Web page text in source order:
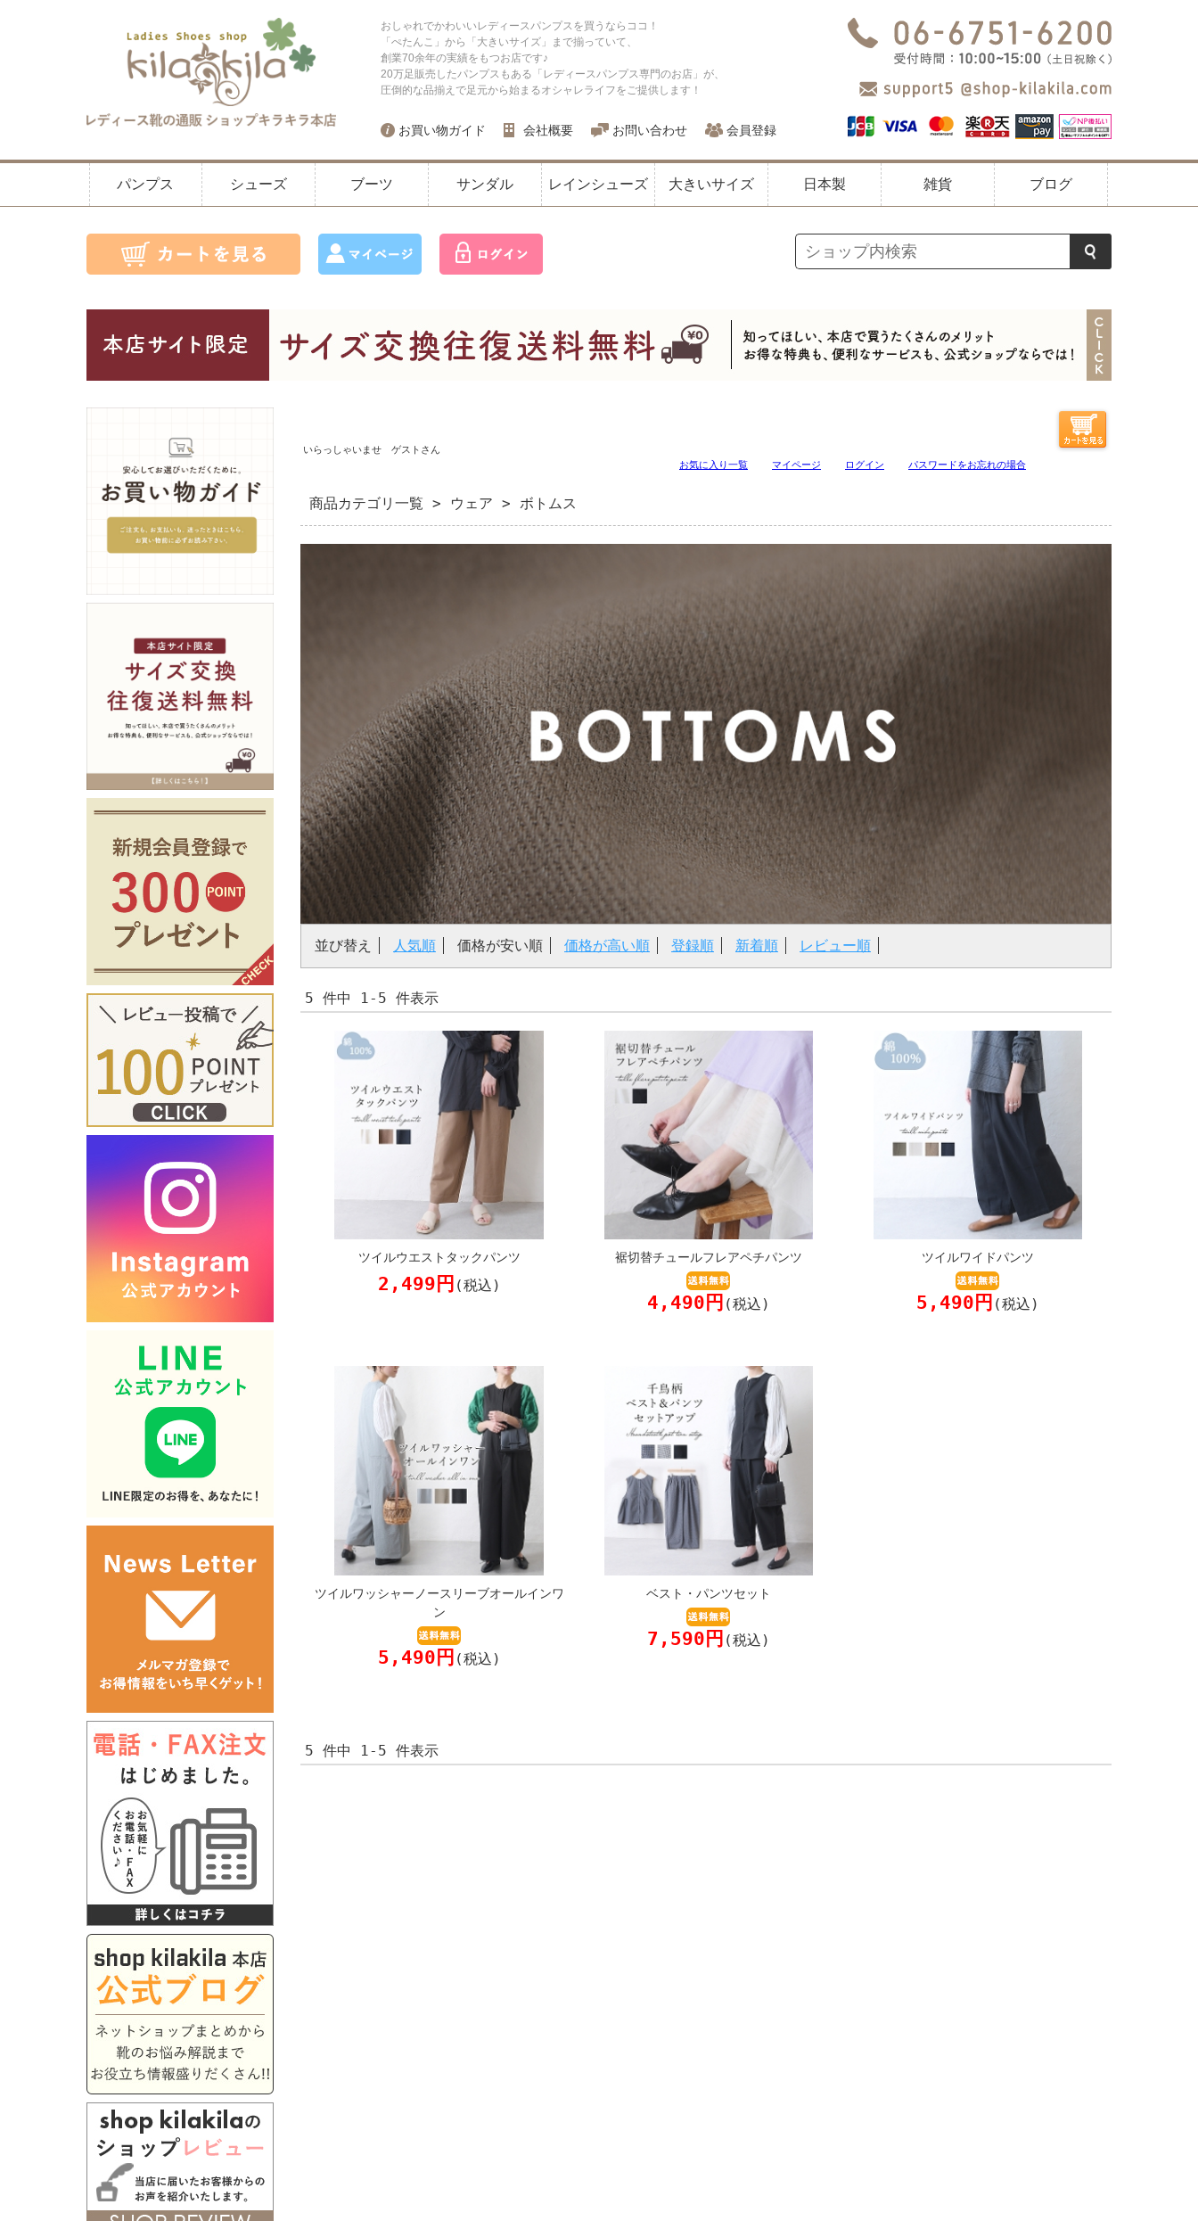
おしゃれでかわいいレディースパンプスを買うならココ！
「ぺたんこ」から「大きいサイズ」まで揃っていて、
創業70余年の実績をもつお店です♪
20万足販売したパンプスもある「レディースパンプス専門のお店」が、
圧倒的な品揃えで足元から始まるオシャレライフをご提供します！
お買い物ガイド 会社概要 お問い合わせ 会員登録
パンプス シューズ ブーツ サンダル レインシューズ 大きいサイズ 日本製 雑貨 ブログ
いらっしゃいませ ゲストさん
お気に入り一覧
マイページ ログイン パスワードをお忘れの場合
商品カテゴリ一覧 > ウェア > ボトムス
並び替え 人気順 価格が安い順 価格が高い順 登録順 新着順 レビュー順
5 件中 1-5 件表示
ツイルウエストタックパンツ
2,499円 (税込)
裾切替チュールフレアペチパンツ
4,490円 (税込)
ツイルワイドパンツ
5,490円 (税込)
ツイルワッシャーノースリーブオールインワ
ン
5,490円 (税込)
ベスト・パンツセット
7,590円 (税込)
5 件中 1-5 件表示